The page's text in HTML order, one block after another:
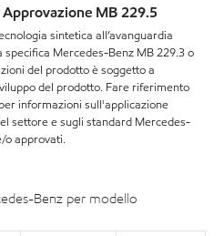
MB 229.5
sintetica all’avanguardia
Mercedes-Benz MB 229.3 o
del prodotto è soggetto a
del prodotto. Fare riferimento
informazioni sull'applicazione
settore e sugli standard Mercedes-
o approvati.
Benz per modello